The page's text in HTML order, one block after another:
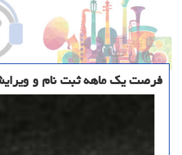
فرصت یك ماهه ثبت نام و